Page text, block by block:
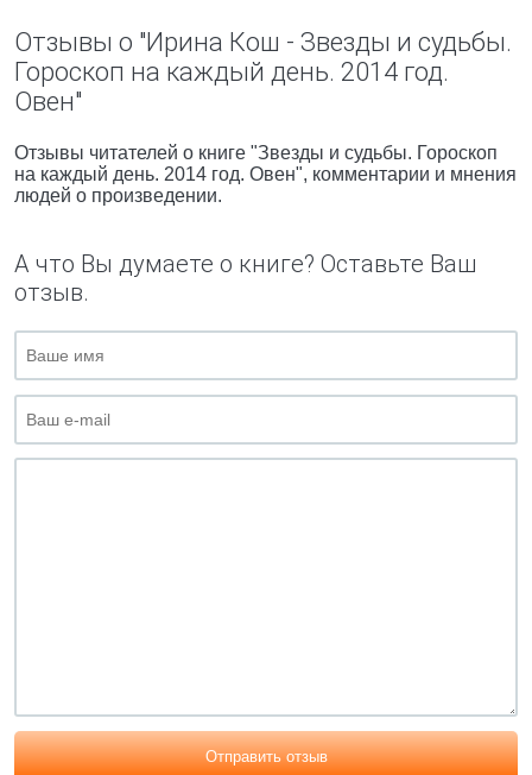
Отзывы о "Ирина Кош - Звезды и судьбы.
Гороскоп на каждый день. 2014 год.
Овен"
Отзывы читателей о книге "Звезды и судьбы. Гороскоп
на каждый день. 2014 год. Овен", комментарии и мнения
людей о произведении.
А что Вы думаете о книге? Оставьте Ваш
отзыв.
Отправить отзыв